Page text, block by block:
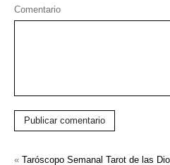
Comentario
Publicar comentario
« Taróscopo Semanal Tarot de las